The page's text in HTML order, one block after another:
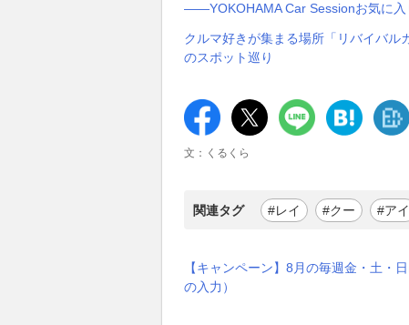
――YOKOHAMA Car Sessionお気に入
クルマ好きが集まる場所「リバイバ
のスポット巡り
文：くるくら
関連タグ #レイ #クー #アイ
【キャンペーン】8月の毎週金・土・
の入力）